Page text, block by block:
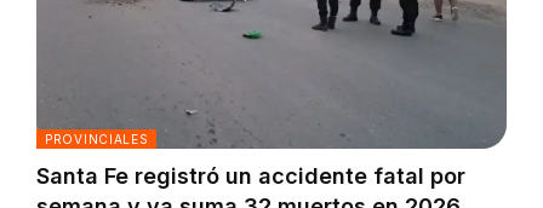
PROVINCIALES
Santa Fe registró un accidente fatal por